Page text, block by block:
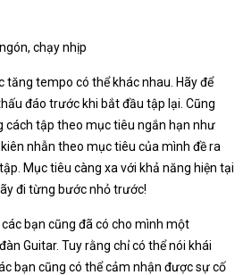
chạy nhịp
tempo có thể khác nhau. Hãy để
đáo trước khi bắt đầu tập lại. Cũng
cách tập theo mục tiêu ngắn hạn như
nhẫn theo mục tiêu của mình đề ra
Mục tiêu càng xa với khả năng hiện tại
đi từng bước nhỏ trước!
bạn cũng đã có cho mình một
Guitar. Tuy rằng chỉ có thể nói khái
bạn cũng có thể cảm nhận được sự cố